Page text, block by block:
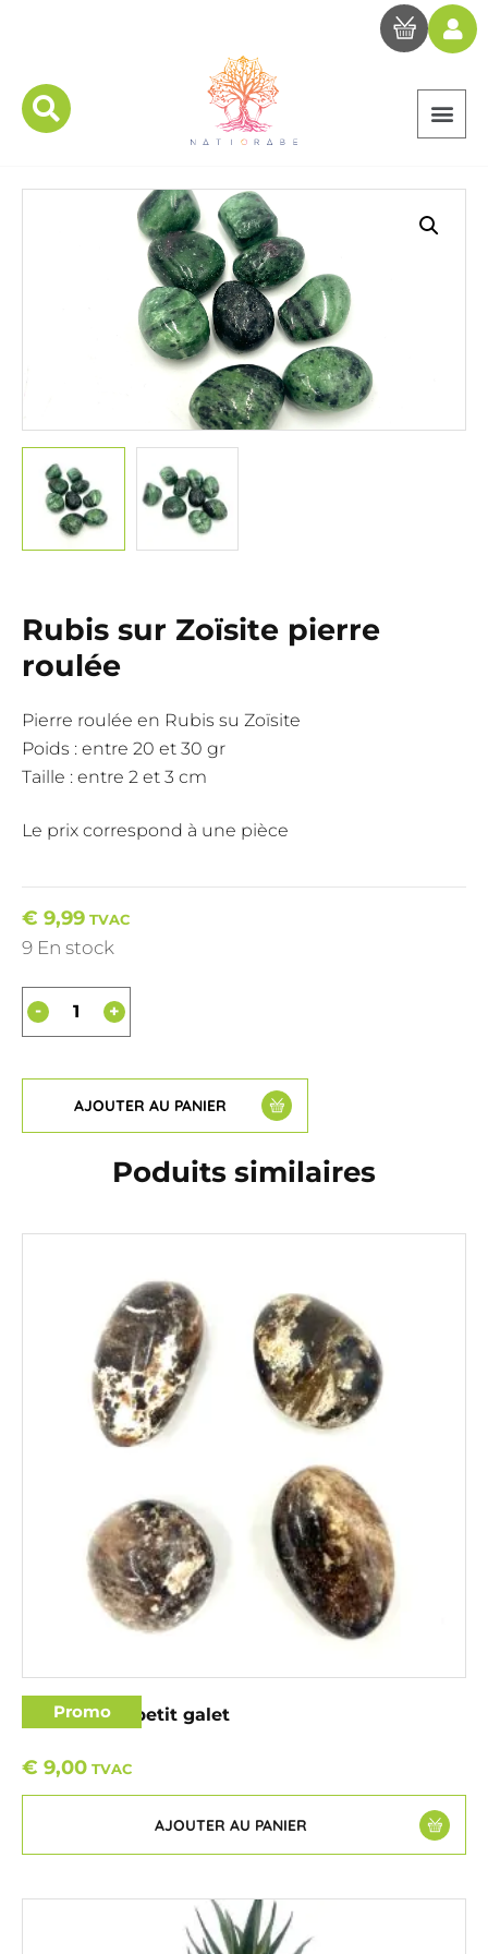
Rubis sur Zoïsite pierre
roulée
Pierre roulée en Rubis su Zoïsite
Poids : entre 20 et 30 gr
Taille : entre 2 et 3 cm
Le prix correspond à une pièce
€ 9,99 TVAC
9 En stock
+
-
AJOUTER AU PANIER
Poduits similaires
Promo
Opale noire petit galet
€ 9,00 TVAC
AJOUTER AU PANIER